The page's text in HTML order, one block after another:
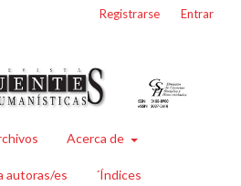
Acerca de
autoras/es ´Índices
Registrarse Entrar